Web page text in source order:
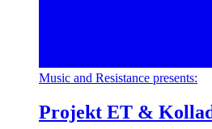
Music and Resistance presents:
Projekt ET &